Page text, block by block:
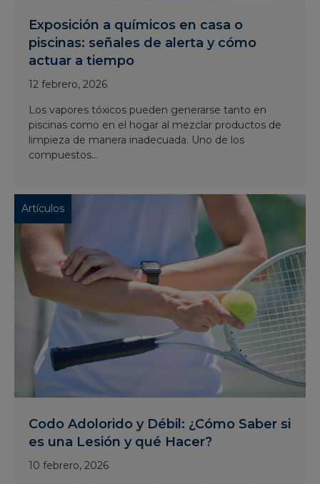
Exposición a químicos en casa o
piscinas: señales de alerta y cómo
actuar a tiempo
12 febrero, 2026
Los vapores tóxicos pueden generarse tanto en
piscinas como en el hogar al mezclar productos de
limpieza de manera inadecuada. Uno de los
compuestos...
Artículos
Codo Adolorido y Débil: ¿Cómo Saber si
es una Lesión y qué Hacer?
10 febrero, 2026